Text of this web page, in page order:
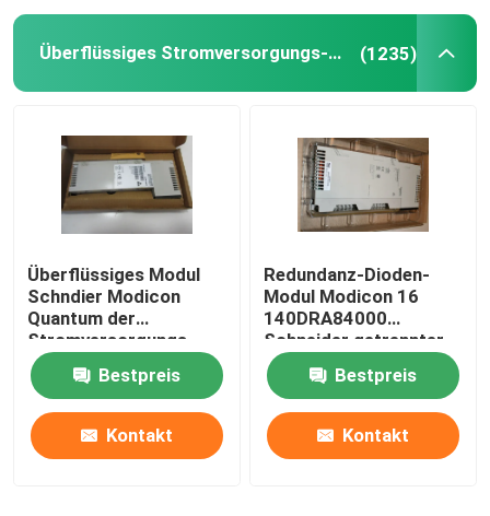
Überflüssiges Stromversorgungs-Modul (1235)
Überflüssiges Modul
Schndier Modicon
Quantum der
Stromversorgungs-
140DRC83000
Input/OutputBestpreis
Kontakt
Redundanz-Dioden-
Modul Modicon 16
140DRA84000
Schneider getrennter
Ertrag
Bestpreis
Kontakt